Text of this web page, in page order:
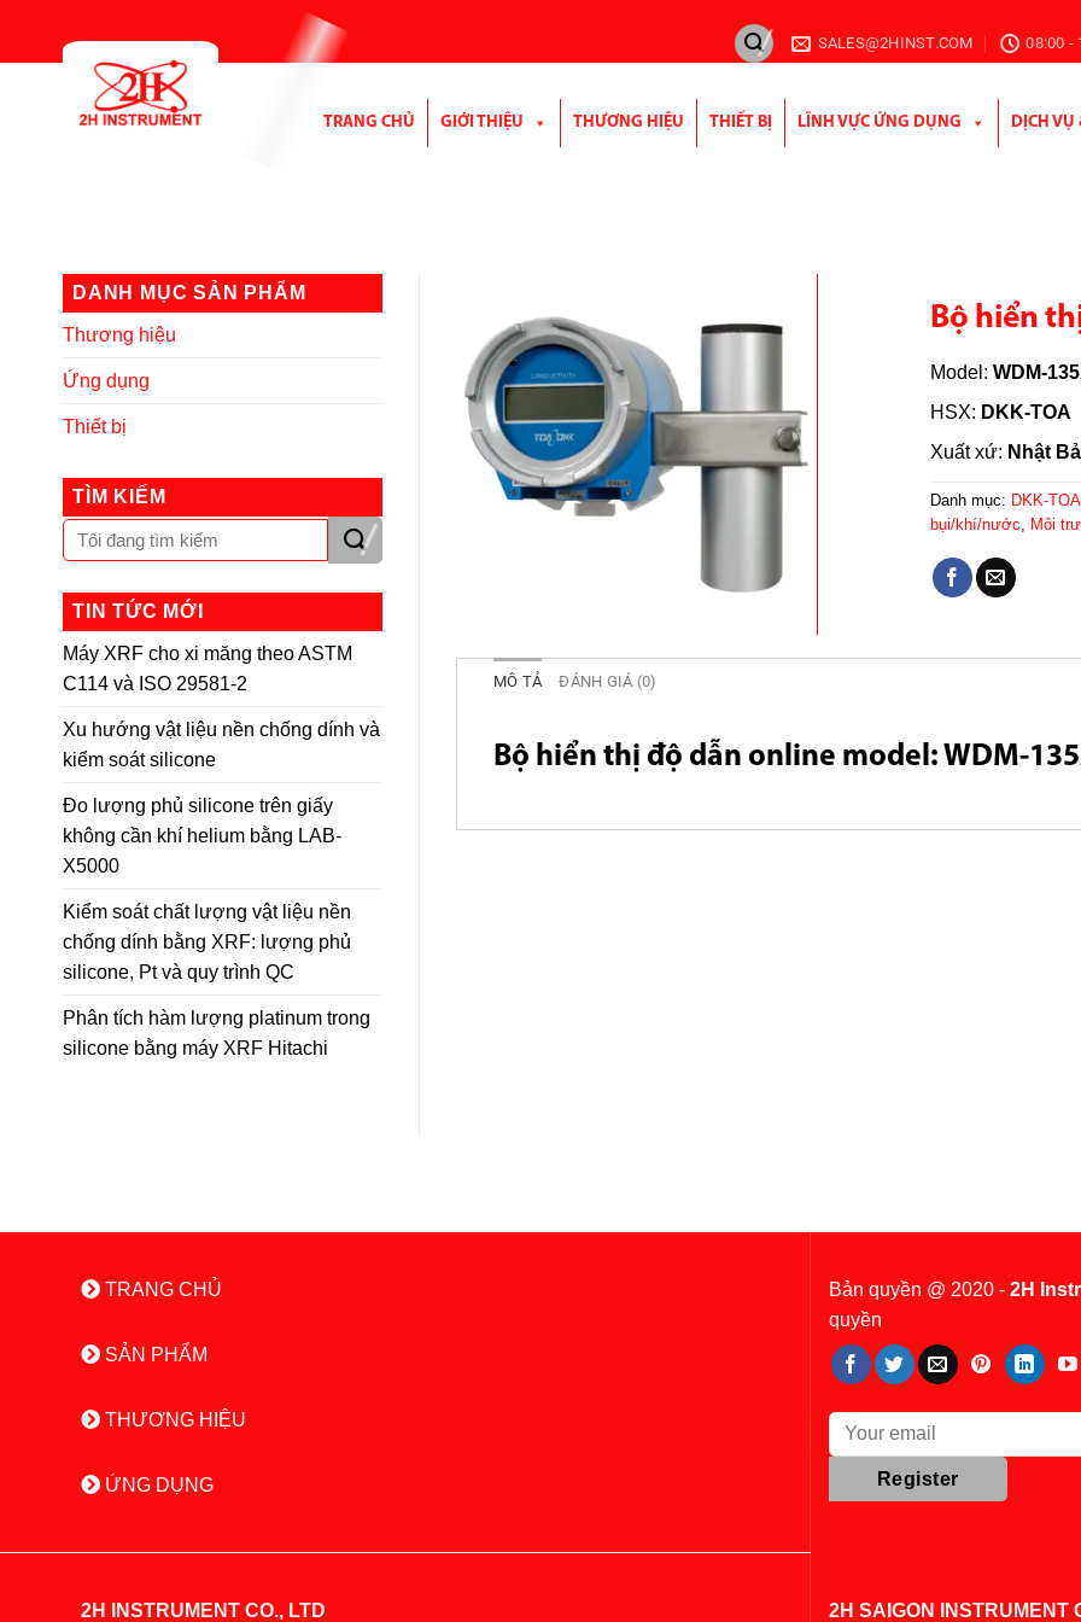
SALES@2HINST.COM 08:00 -
TRANG CHỦ GIỚI THIỆU THƯƠNG HIỆU THIẾT BỊ LĨNH VỰC ỨNG DỤNG DỊCH VỤ
DANH MỤC SẢN PHẨM
Thương hiệu
Ứng dụng
Thiết bị
TÌM KIẾM
TIN TỨC MỚI
Máy XRF cho xi măng theo ASTM
C114 và ISO 29581-2
Xu hướng vật liệu nền chống dính và
kiểm soát silicone
Đo lượng phủ silicone trên giấy
không cần khí helium bằng LAB-
X5000
Kiểm soát chất lượng vật liệu nền
chống dính bằng XRF: lượng phủ
silicone, Pt và quy trình QC
Phân tích hàm lượng platinum trong
silicone bằng máy XRF Hitachi
Bộ hiển
Model:WDM-
HSX: DKK-TOA
Xuất xứ: Nhật
Danh mục: DKK-
bụi/khí/nước
Môi
MÔ TẢ ĐÁNH GIÁ (0)
Bộ hiển thị độ dẫn online model: WDM-
TRANG CHỦ
SẢN PHẨM
THƯƠNG HIỆU
ỨNG DỤNG
Bản quyền @ 2020 - 2H
quyền
2H INSTRUMENT CO., LTD 2H SAIGON INSTRUMENT